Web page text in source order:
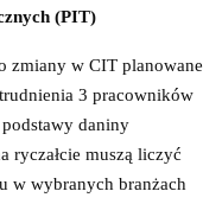
(PIT)
zmiany w CIT planowane
3 pracowników
daniny
ryczałcie muszą liczyć
w wybranych branżach